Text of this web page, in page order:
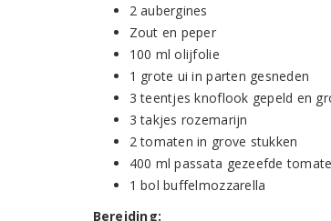
2 aubergines
Zout en peper
100 ml olijfolie
1 grote ui in parten gesneden
3 teentjes knoflook gepeld en
3 takjes rozemarijn
2 tomaten in grove stukken
400 ml passata gezeefde
1 bol buffelmozzarella
Bereiding: